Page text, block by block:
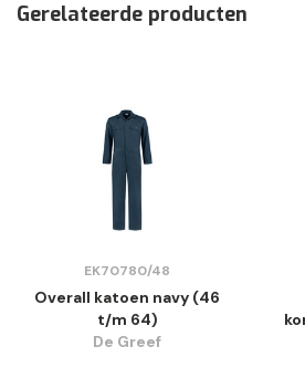
Gerelateerde producten
EK70780/48
Overall katoen navy (46
t/m 64)
De Greef